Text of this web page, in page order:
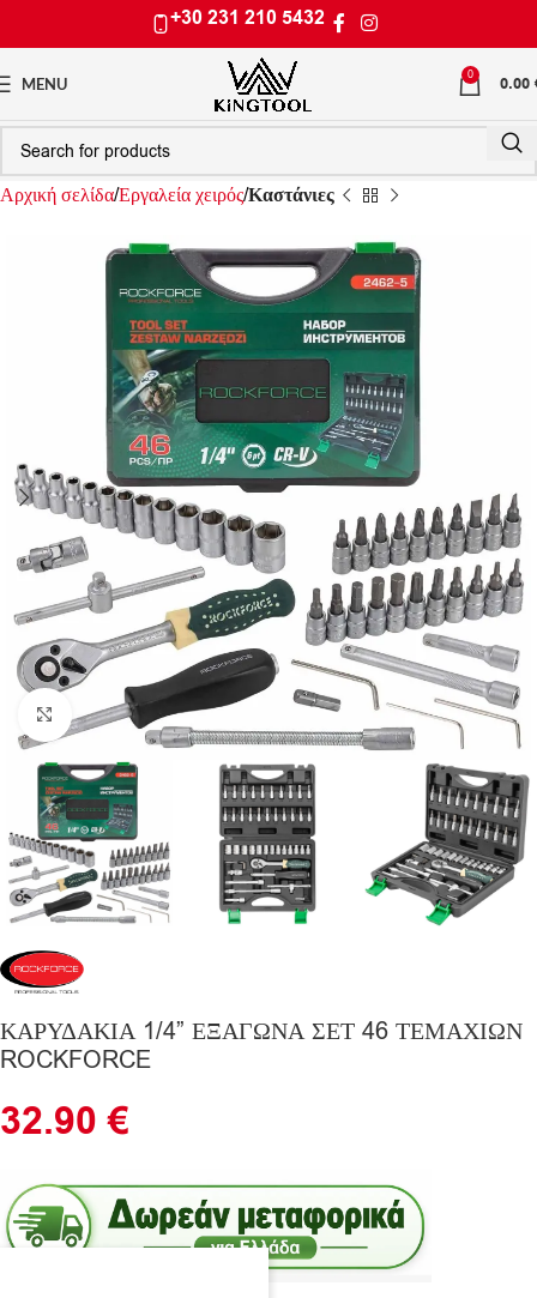
+30 231 210 5432
MENU 0 0.00
Αρχική σελίδαΕργαλεία χειρόςΚαστάνιες
Click to enlarge
ΚΑΡΥΔΑΚΙΑ 1/4” ΕΞΑΓΩΝΑ ΣΕΤ 46 ΤΕΜΑΧΙΩΝ
ROCKFORCE
32.90€